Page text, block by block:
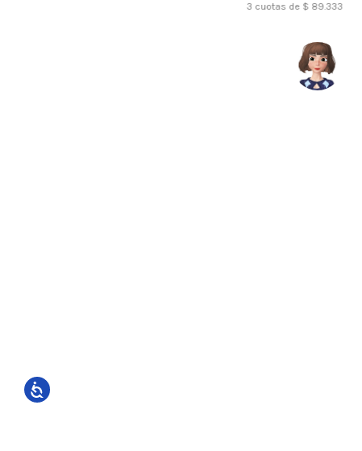
3 cuotas de $ 89.333